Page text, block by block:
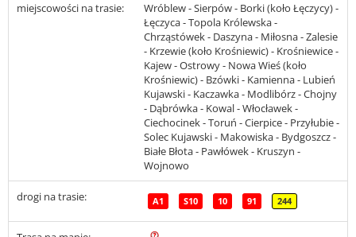
miejscowości na trasie:
Wróblew - Sierpów - Borki (koło Łęczycy) -
Łęczyca - Topola Królewska -
Chrząstówek - Daszyna - Miłosna - Zalesie
- Krzewie (koło Krośniewic) - Krośniewice -
Kajew - Ostrowy - Nowa Wieś (koło
Krośniewic) - Bzówki - Kamienna - Lubień
Kujawski - Kaczawka - Modlibórz - Chojny
- Dąbrówka - Kowal - Włocławek -
Ciechocinek - Toruń - Cierpice - Przyłubie -
Solec Kujawski - Makowiska - Bydgoszcz -
Białe Błota - Pawłówek - Kruszyn -
Wojnowo
drogi na trasie: A1 S10 10 91 244